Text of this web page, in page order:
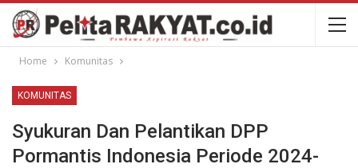
Home Komunitas
KOMUNITAS
Syukuran Dan Pelantikan DPP
Pormantis Indonesia Periode 2024-